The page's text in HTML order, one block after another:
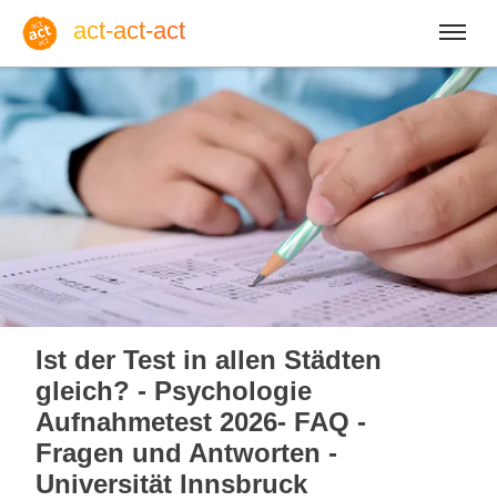
act-act-act
Anmelden
Blog
Sa, 08. August 2026 | 32
Englisch Deutsch
Ist der Test in allen Städten
gleich? - Psychologie
Aufnahmetest 2026- FAQ -
Fragen und Antworten -
Universität Innsbruck